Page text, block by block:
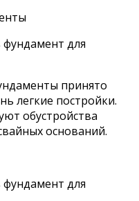
принято
легкие постройки.
обустройства
оснований.